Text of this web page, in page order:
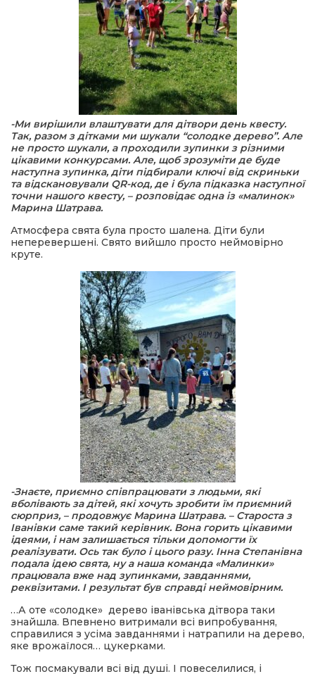
-Ми вирішили влаштувати для дітвори день квесту.
Так, разом з дітками ми шукали “солодке дерево”. Але
не просто шукали, а проходили зупинки з різними
цікавими конкурсами. Але, щоб зрозуміти де буде
наступна зупинка, діти підбирали ключі від скриньки
та відскановували QR-код, де і була підказка наступної
точни нашого квесту, – розповідає одна із «малинок»
Марина Шатрава.
Атмосфера свята була просто шалена. Діти були
неперевершені. Свято вийшло просто неймовірно
круте.
-Знаєте, приємно співпрацювати з людьми, які
вболівають за дітей, які хочуть зробити їм приємний
сюрприз, – продовжує Марина Шатрава. – Староста з
Іванівки саме такий керівник. Вона горить цікавими
ідеями, і нам залишається тільки допомогти їх
реалізувати. Ось так було і цього разу. Інна Степанівна
подала ідею свята, ну а наша команда «Малинки»
працювала вже над зупинками, завданнями,
реквізитами. І результат був справді неймовірним.
…А оте «солодке» дерево іванівська дітвора таки
знайшла. Впевнено витримали всі випробування,
справилися з усіма завданнями і натрапили на дерево,
яке врожаїлося… цукерками.
Тож посмакували всі від душі. І повеселилися, і